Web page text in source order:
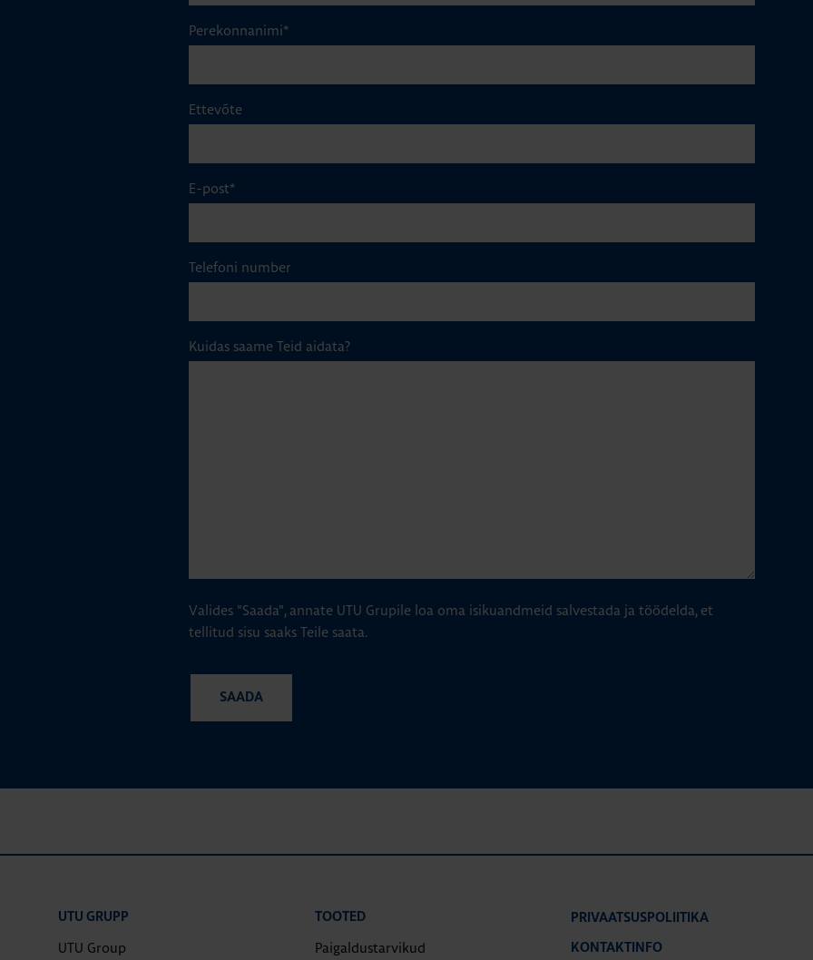
Perekonnanimi*
Ettevõte
E-post*
Telefoni number
Kuidas saame Teid aidata?
Valides "Saada", annate UTU Grupile loa oma isikuandmeid salvestada ja töödelda, et
tellitud sisu saaks Teile saata.
UTU GRUPP
UTU Group
TOOTED
Paigaldustarvikud
PRIVAATSUSPOLIITIKA
KONTAKTINFO